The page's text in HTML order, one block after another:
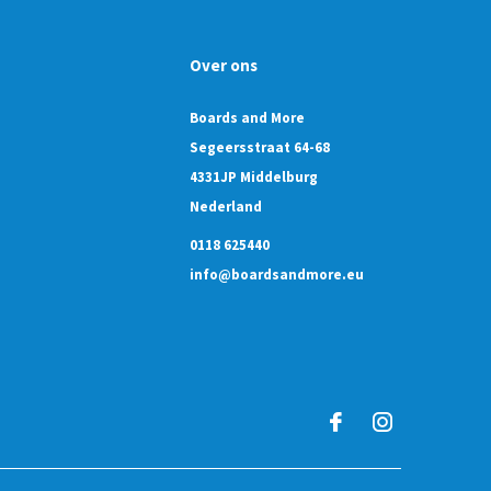
Over ons
Boards and More
Segeersstraat 64-68
4331JP Middelburg
Nederland
0118 625440
info@boardsandmore.eu